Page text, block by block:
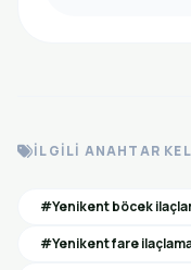
İLGILI ANAHTAR
#Yenikent böcek
#Yenikent fare